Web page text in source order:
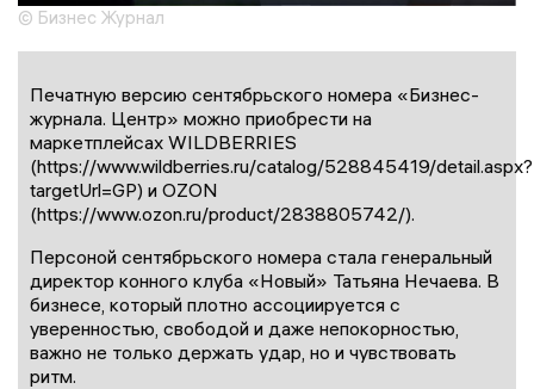
© Бизнес Журнал
Печатную версию сентябрьского номера «Бизнес-
журнала. Центр» можно приобрести на
маркетплейсах WILDBERRIES
(https://www.wildberries.ru/catalog/528845419/detail.aspx?
targetUrl=GP) и OZON
(https://www.ozon.ru/product/2838805742/).
Персоной сентябрьского номера стала генеральный
директор конного клуба «Новый» Татьяна Нечаева. В
бизнесе, который плотно ассоциируется с
уверенностью, свободой и даже непокорностью,
важно не только держать удар, но и чувствовать
ритм.